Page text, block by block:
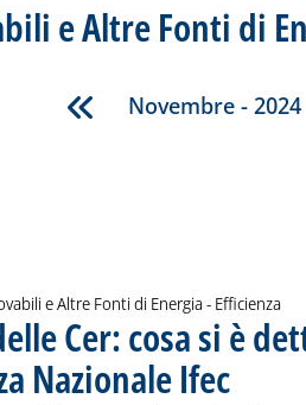
e Altre Fonti di
Novembre - 2024
e Altre Fonti di Energia - Efficienza
Cer: cosa si è
Nazionale Ifec